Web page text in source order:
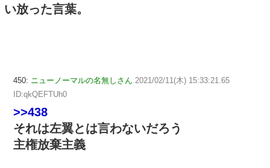
い放った言葉。
450: ニューノーマルの名無しさん 2021/02/11(木) 15:33:21.65
ID:qkQEFTUh0
>>438
それは左翼とは言わないだろう
主権放棄主義